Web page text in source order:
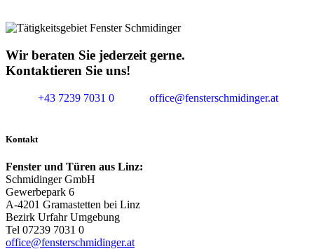
Wir beraten Sie jederzeit gerne.
Kontaktieren Sie uns!
+43 7239 7031 0 office@fensterschmidinger.at
Kontakt
Fenster und Türen aus Linz:
Schmidinger GmbH
Gewerbepark 6
A-4201 Gramastetten bei Linz
Bezirk Urfahr Umgebung
Tel 07239 7031 0
office@fensterschmidinger.at